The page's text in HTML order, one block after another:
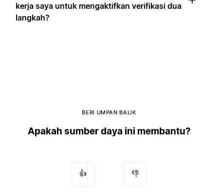
kerja saya untuk mengaktifkan verifikasi dua
langkah?
BERI UMPAN BALIK
Apakah sumber daya ini membantu?
👍 👎